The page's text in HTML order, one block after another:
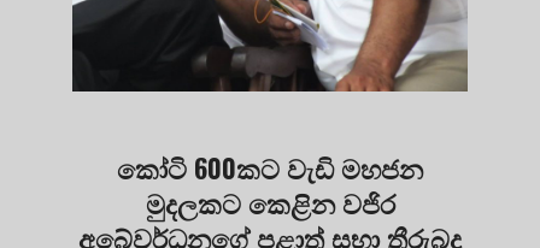
කෝටි 600කට වැඩි මහජන
මුදලකට කෙළින වජිර
අබේවර්ධනගේ පළාත් සභා තීරුබදු